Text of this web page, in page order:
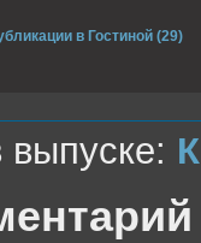
в Гостиной (29)